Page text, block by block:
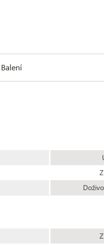
Balení